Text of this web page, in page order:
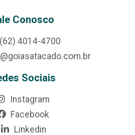
Conosco
(62) 4014-4700
Sociais
Instagram
Facebook
Linkedin